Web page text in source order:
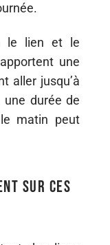
le lien et le
une
aller jusqu’à
une durée de
matin peut
sur ces